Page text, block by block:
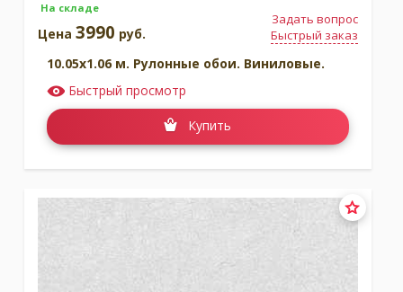
На складе
Задать вопрос
Быстрый заказ
Цена 3990 руб.
10.05x1.06 м. Рулонные обои. Виниловые.
Быстрый просмотр
Купить